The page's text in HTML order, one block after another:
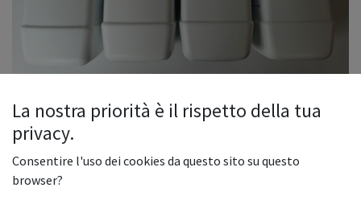
DTF Inks
DTF Inks magenta
La nostra priorità è il rispetto della tua
privacy.
Consentire l'uso dei cookies da questo sito su questo
browser?